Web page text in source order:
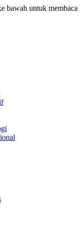
bawah untuk membaca